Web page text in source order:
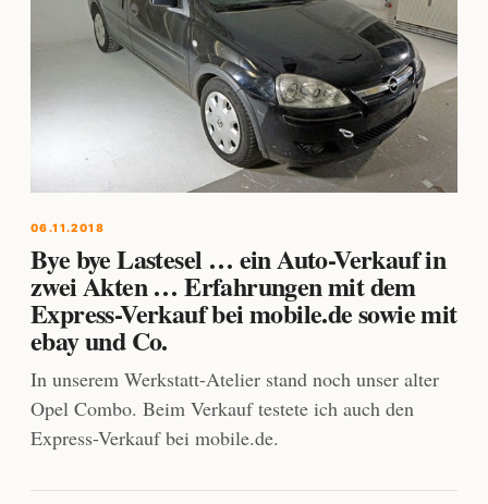
06.11.2018
Bye bye Lastesel … ein Auto-Verkauf in
zwei Akten … Erfahrungen mit dem
Express-Verkauf bei mobile.de sowie mit
ebay und Co.
In unserem Werkstatt-Atelier stand noch unser alter
Opel Combo. Beim Verkauf testete ich auch den
Express-Verkauf bei mobile.de.